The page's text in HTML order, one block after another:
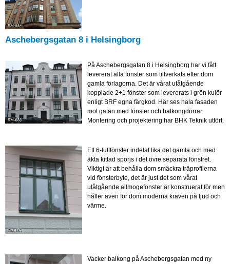
Aschebergsgatan 8 i Helsingborg
På Aschebergsgatan 8 i Helsingborg har vi fått
levererat alla fönster som tillverkats efter dom
gamla förlagorna. Det är vårat utåtgående
kopplade 2+1 fönster som levererats i grön kulör
enligt BRF egna färgkod. Här ses hala fasaden
mot gatan med fönster och balkongdörrar.
Montering och projektering har BHK Teknik utfört.
Ett 6-luftfönster indelat lika det gamla och med
äkta kittad spörjs i det övre separata fönstret.
Viktigt är att behålla dom smäckra träprofilerna
vid fönsterbyte, det är just det som vårat
utåtgående allmogefönster är konstruerat för men
håller även för dom moderna kraven på ljud och
värme.
Vacker balkong på Aschebergsgatan med ny